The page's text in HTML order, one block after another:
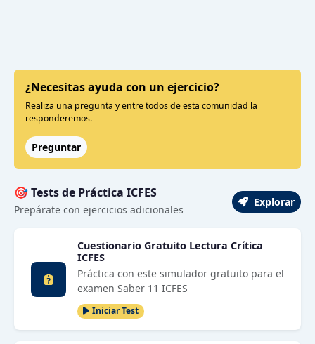
¿Necesitas ayuda con un ejercicio?
Realiza una pregunta y entre todos de esta comunidad la
responderemos.
Preguntar
🎯 Tests de Práctica ICFES
Prepárate con ejercicios adicionales
Explorar
Cuestionario Gratuito Lectura Crítica
ICFES
Práctica con este simulador gratuito para el
examen Saber 11 ICFES
Iniciar Test